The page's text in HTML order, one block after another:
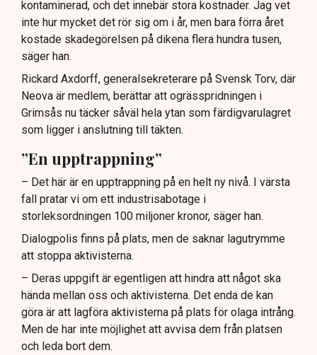
kontaminerad, och det innebär stora kostnader. Jag vet
inte hur mycket det rör sig om i år, men bara förra året
kostade skadegörelsen på dikena flera hundra tusen,
säger han.
Rickard Axdorff, generalsekreterare på Svensk Torv, där
Neova är medlem, berättar att ogrässpridningen i
Grimsås nu täcker såväl hela ytan som färdigvarulagret
som ligger i anslutning till täkten.
”En upptrappning”
– Det här är en upptrappning på en helt ny nivå. I värsta
fall pratar vi om ett industrisabotage i
storleksordningen 100 miljoner kronor, säger han.
Dialogpolis finns på plats, men de saknar lagutrymme
att stoppa aktivisterna.
– Deras uppgift är egentligen att hindra att något ska
hända mellan oss och aktivisterna. Det enda de kan
göra är att lagföra aktivisterna på plats för olaga intrång.
Men de har inte möjlighet att avvisa dem från platsen
och leda bort dem.